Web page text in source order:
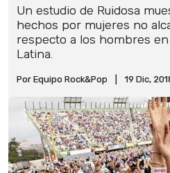
Un estudio de Ruidosa
hechos por mujeres no
respecto a los hombres
Latina.
Por Equipo Rock&Pop 19 Dic,